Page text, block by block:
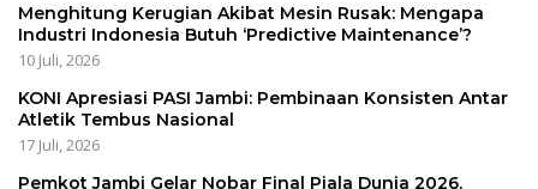
Menghitung Kerugian Akibat Mesin Rusak: Mengapa
Industri Indonesia Butuh ‘Predictive Maintenance’?
10 Juli, 2026
KONI Apresiasi PASI Jambi: Pembinaan Konsisten Antar
Atletik Tembus Nasional
17 Juli, 2026
Pemkot Jambi Gelar Nobar Final Piala Dunia 2026,